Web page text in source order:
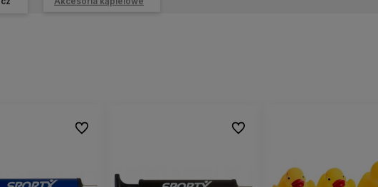
Do ulubionych Do ulubionych